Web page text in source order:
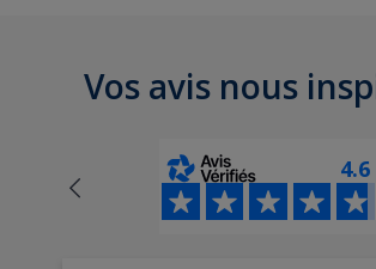
Vos avis nous
4.6